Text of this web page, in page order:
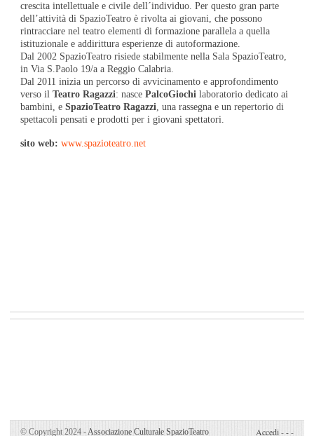
crescita intellettuale e civile dell´individuo. Per questo gran parte
dell’attività di SpazioTeatro è rivolta ai giovani, che possono
rintracciare nel teatro elementi di formazione parallela a quella
istituzionale e addirittura esperienze di autoformazione.
Dal 2002 SpazioTeatro risiede stabilmente nella Sala SpazioTeatro,
in Via S.Paolo 19/a a Reggio Calabria.
Dal 2011 inizia un percorso di avvicinamento e approfondimento
verso il Teatro Ragazzi: nasce PalcoGiochi laboratorio dedicato ai
bambini, e SpazioTeatro Ragazzi, una rassegna e un repertorio di
spettacoli pensati e prodotti per i giovani spettatori.
sito web: www.spazioteatro.net
© Copyright 2024 -Associazione Culturale SpazioTeatro Accedi---